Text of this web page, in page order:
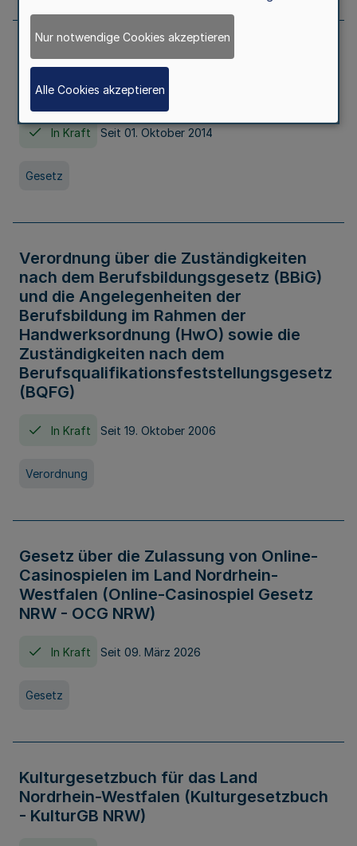
Gesetz über die Hochschulen des Landes
Nordrhein-Westfalen (Hochschulgesetz -
HG)
In Kraft Seit 01. Oktober 2014
Gesetz
Verordnung über die Zuständigkeiten
nach dem Berufsbildungsgesetz (BBiG)
und die Angelegenheiten der
Berufsbildung im Rahmen der
Handwerksordnung (HwO) sowie die
Zuständigkeiten nach dem
Berufsqualifikationsfeststellungsgesetz
(BQFG)
In Kraft Seit 19. Oktober 2006
Verordnung
Gesetz über die Zulassung von Online-
Casinospielen im Land Nordrhein-
Westfalen (Online-Casinospiel Gesetz
NRW - OCG NRW)
In Kraft Seit 09. März 2026
Gesetz
Kulturgesetzbuch für das Land
Nordrhein-Westfalen (Kulturgesetzbuch
- KulturGB NRW)
Nur notwendige Cookies akzeptieren
Alle Cookies akzeptieren